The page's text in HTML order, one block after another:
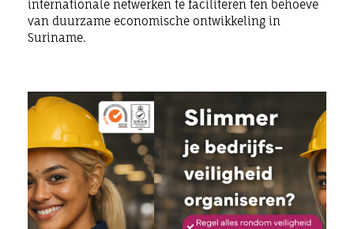
internationale netwerken te faciliteren ten behoeve
van duurzame economische ontwikkeling in
Suriname.